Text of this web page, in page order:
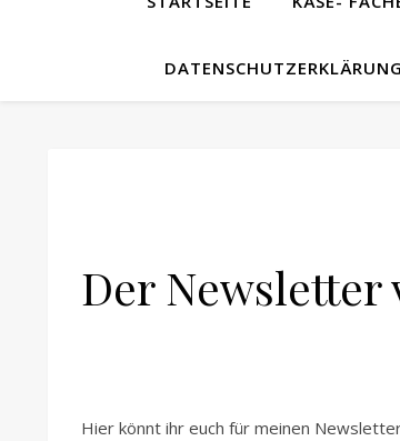
DATENSCHUTZERKLÄRUNG
Der Newsletter
Hier könnt ihr euch für meinen